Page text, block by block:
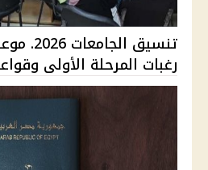
تنسيق
رغبات المرحلة الأولى